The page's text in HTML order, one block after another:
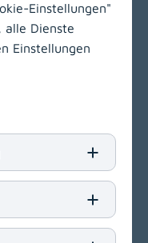
LinkedIn
(opens in
Einstellungen"
alle Dienste
Einstellungen